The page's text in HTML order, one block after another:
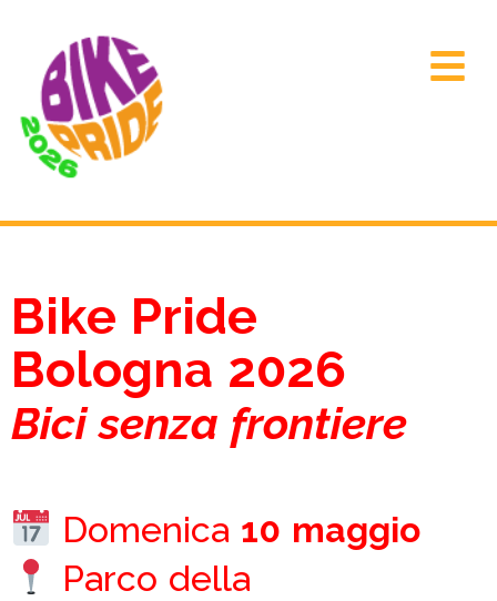
Bike Pride
Bologna 2026
Bici senza frontiere
Domenica 10 maggio
Parco della